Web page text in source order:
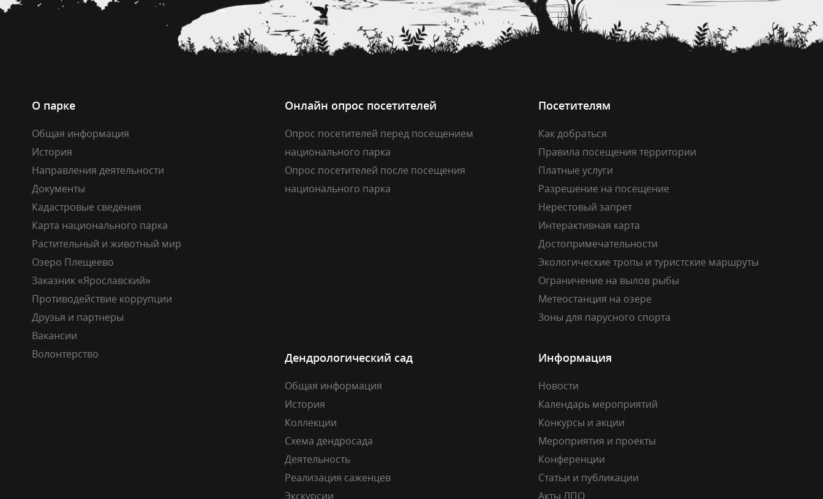
О парке
Общая информация
История
Направления деятельности
Документы
Кадастровые сведения
Карта национального парка
Растительный и животный мир
Озеро Плещеево
Заказник «Ярославский»
Противодействие коррупции
Друзья и партнеры
Вакансии
Волонтерство
Онлайн опрос посетителей
Опрос посетителей перед посещением
национального парка
Опрос посетителей после посещения
национального парка
Посетителям
Как добраться
Правила посещения территории
Платные услуги
Разрешение на посещение
Нерестовый запрет
Интерактивная карта
Достопримечательности
Экологические тропы и туристские маршруты
Ограничение на вылов рыбы
Метеостанция на озере
Зоны для парусного спорта
Дендрологический сад
Общая информация
История
Коллекции
Схема дендросада
Деятельность
Реализация саженцев
Экскурсии
Информация
Новости
Календарь мероприятий
Конкурсы и акции
Мероприятия и проекты
Конференции
Статьи и публикации
Акты ЛПО